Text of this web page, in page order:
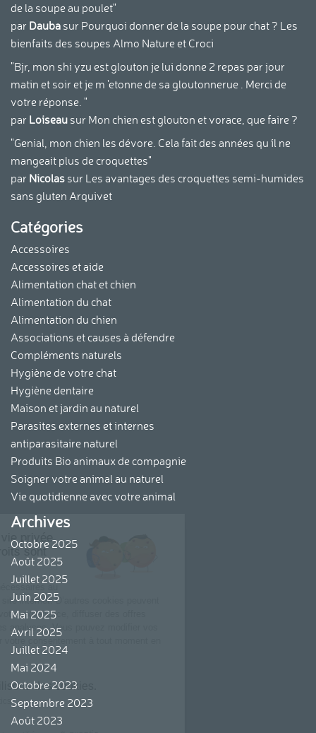
de la soupe au poulet"
par Dauba sur Pourquoi donner de la soupe pour chat ? Les
bienfaits des soupes Almo Nature et Croci
"Bjr, mon shi yzu est glouton je lui donne 2 repas par jour
matin et soir et je m 'etonne de sa gloutonnerue . Merci de
votre réponse. "
par Loiseau sur Mon chien est glouton et vorace, que faire ?
"Genial, mon chien les dévore. Cela fait des années qu ´il ne
mangeait plus de croquettes"
par Nicolas sur Les avantages des croquettes semi-humides
sans gluten Arquivet
Catégories
Accessoires
Accessoires et aide
Alimentation chat et chien
Alimentation du chat
Alimentation du chien
Associations et causes à défendre
Compléments naturels
Hygiène de votre chat
Hygiène dentaire
Maison et jardin au naturel
Parasites externes et internes
antiparasitaire naturel
Produits Bio animaux de compagnie
Soigner votre animal au naturel
Vie quotidienne avec votre animal
Archives
Octobre 2025
Août 2025
Juillet 2025
Juin 2025
Mai 2025
Avril 2025
Juillet 2024
Mai 2024
Octobre 2023
Septembre 2023
Août 2023
Continuer sans accepter
La protection de votre vie privée
et le respect de vos droits sont
importants pour nous.
Nous utilisons des cookies nécessaires au
bon fonctionnement de notre site internet. D’autres cookies peuvent
être utilisées pour optimiser votre expérience, diffuser des offres
personnalisées ou réaliser des analyses. Vous pouvez modifier vos
cliquant sur « Je choisis ».
Voici pourquoi nous utilisons des cookies.
Mesure d'audience & Analytics